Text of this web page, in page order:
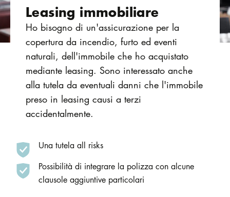
Leasing immobiliare
Ho bisogno di un'assicurazione per la
copertura da incendio, furto ed eventi
naturali, dell'immobile che ho acquistato
mediante leasing. Sono interessato anche
alla tutela da eventuali danni che l'immobile
preso in leasing causi a terzi
accidentalmente.
Una tutela all risks
Possibilità di integrare la polizza con alcune
clausole aggiuntive particolari